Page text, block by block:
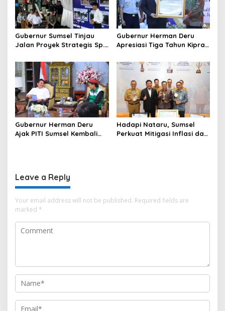
Gubernur Sumsel Tinjau
Jalan Proyek Strategis Sp.
Desa Keman OKI
Gubernur Herman Deru
Apresiasi Tiga Tahun Kiprah
Pilar Keadilan Tata Usaha
Negara
Gubernur Herman Deru
Ajak PITI Sumsel Kembali
Hadapi Nataru, Sumsel
Perkuat Mitigasi Inflasi dan
Leave a Reply
Your email address will not be published. Required fields are
marked *